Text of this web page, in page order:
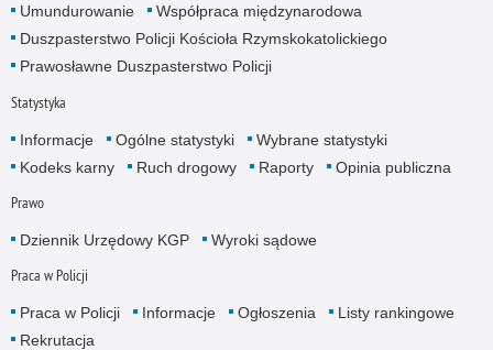
Umundurowanie
Współpraca międzynarodowa
Duszpasterstwo Policji Kościoła Rzymskokatolickiego
Prawosławne Duszpasterstwo Policji
Statystyka
Informacje Ogólne statystyki
Wybrane statystyki
Kodeks karny
Ruch drogowy Raporty Opinia publiczna
Prawo
Dziennik Urzędowy KGP Wyroki sądowe
Praca w Policji
Praca w Policji Informacje Ogłoszenia
Listy rankingowe
Rekrutacja